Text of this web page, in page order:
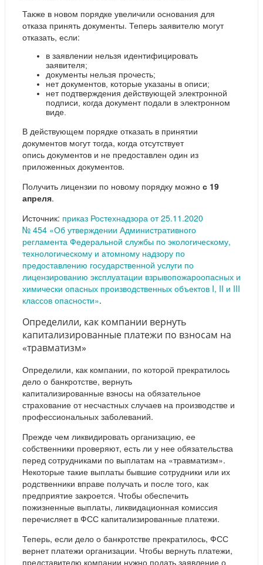
Также в новом порядке увеличили основания для
отказа принять документы. Теперь заявителю могут
отказать, если:
в заявлении нельзя идентифицировать
заявителя;
документы нельзя прочесть;
нет документов, которые указаны в описи;
нет подтверждения действующей электронной
подписи, когда документ подали в электронном
виде.
В действующем порядке отказать в принятии
документов могут тогда, когда отсутствует
опись документов и не предоставлен один из
приложенных документов.
Получить лицензии по новому порядку можно с 19
апреля.
Источник: приказ Ростехнадзора от 25.11.2020
№ 454 «Об утверждении Административного
регламента Федеральной службы по экологическому,
технологическому и атомному надзору по
предоставлению государственной услуги по
лицензированию эксплуатации взрывопожароопасных и
химически опасных производственных объектов I, II и III
классов опасности».
Определили, как компании вернуть
капитализированные платежи по взносам на
«травматизм»
Определили, как компании, по которой прекратилось
дело о банкротстве, вернуть
капитализированные взносы на обязательное
страхование от несчастных случаев на производстве и
профессиональных заболеваний.
Прежде чем ликвидировать организацию, ее
собственники проверяют, есть ли у нее обязательства
перед сотрудниками по выплатам на «травматизм».
Некоторые такие выплаты бывшие сотрудники или их
родственники вправе получать и после того, как
предприятие закроется. Чтобы обеспечить
пожизненные выплаты, ликвидационная комиссия
перечисляет в ФСС капитализированные платежи.
Теперь, если дело о банкротстве прекратилось, ФСС
вернет платежи организации. Чтобы вернуть платежи,
представителю компании нужно подать заявление о